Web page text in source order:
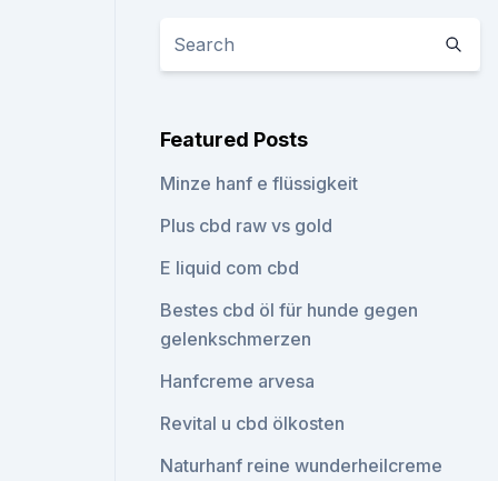
Featured Posts
Minze hanf e flüssigkeit
Plus cbd raw vs gold
E liquid com cbd
Bestes cbd öl für hunde gegen
gelenkschmerzen
Hanfcreme arvesa
Revital u cbd ölkosten
Naturhanf reine wunderheilcreme